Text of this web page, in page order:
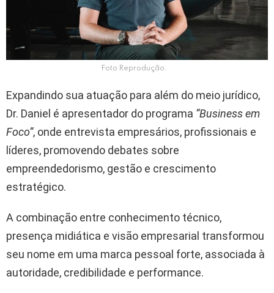
Foto Reprodução.
Expandindo sua atuação para além do meio jurídico,
Dr. Daniel é apresentador do programa “Business em
Foco”, onde entrevista empresários, profissionais e
líderes, promovendo debates sobre
empreendedorismo, gestão e crescimento
estratégico.
A combinação entre conhecimento técnico,
presença midiática e visão empresarial transformou
seu nome em uma marca pessoal forte, associada à
autoridade, credibilidade e performance.